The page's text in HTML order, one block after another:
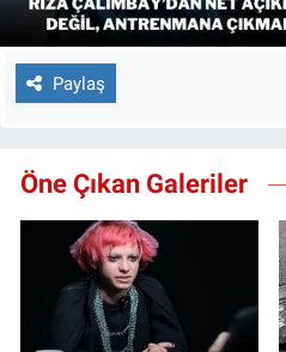
Paylaş
Öne Çıkan Galeriler